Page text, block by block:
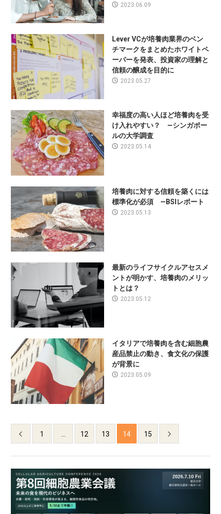
2023.06.09
Lever VCが培養肉業界のベン
チマークをまとめたホワイトペ
ーパーを発表、投資家の理解と
信頼の醸成を目的に
2023.05.27
幸福度の高い人ほど培養肉を受
け入れやすい？ —シンガポー
ルの大学調査
2023.05.14
培養肉に対する信頼を築くには
標準化が必須 —BSIレポート
2023.05.13
最新のライフサイクルアセスメ
ントが明かす、培養肉のメリッ
トとは？
2023.05.12
イタリアで培養肉を含む細胞農
産品禁止の動き、食文化の保護
が背景に
2023.05.09
 1 12 13 14 15 